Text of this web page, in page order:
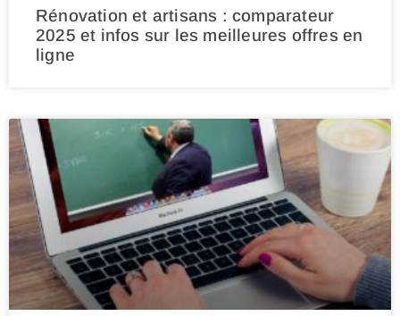
Rénovation et artisans : comparateur
2025 et infos sur les meilleures offres en
ligne